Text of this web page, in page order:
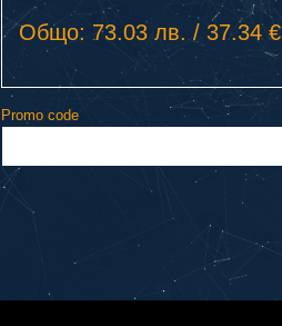
Общо: 73.03 лв. / 37.34 €
Promo code